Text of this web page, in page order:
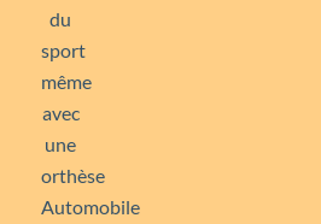
du
sport
même
avec
une
orthèse
Automobile